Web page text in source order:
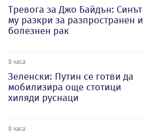
Тревога за Джо Байдън: Синът
му разкри за разпространен и
болезнен рак
8 часа
Зеленски: Путин се готви да
мобилизира още стотици
хиляди руснаци
8 часа